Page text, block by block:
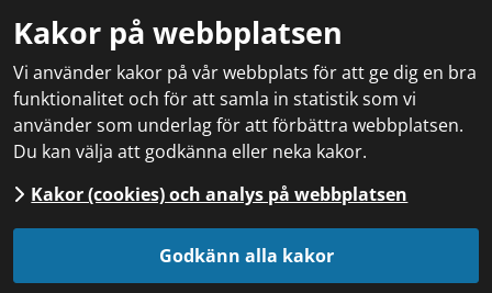
Kakor på webbplatsen
Vi använder kakor på vår webbplats för att ge dig en bra
funktionalitet och för att samla in statistik som vi
använder som underlag för att förbättra webbplatsen.
Du kan välja att godkänna eller neka kakor.
Kakor (cookies) och analys på webbplatsen
Godkänn alla kakor